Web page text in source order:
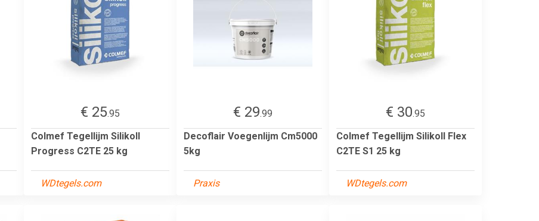
€ 25.95
Colmef Tegellijm Silikoll
Progress C2TE 25 kg
WDtegels.com
€ 29.99
Decoflair Voegenlijm Cm5000
5kg
Praxis
€ 30.95
Colmef Tegellijm Silikoll Flex
C2TE S1 25 kg
WDtegels.com